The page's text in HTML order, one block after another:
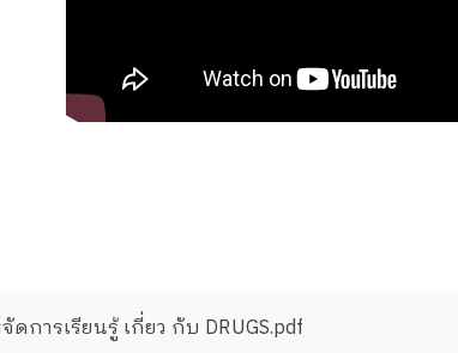
1. ป.6-แผนการจัดการเรียนรู้ เกี่ยว กับ DRUGS.pdf